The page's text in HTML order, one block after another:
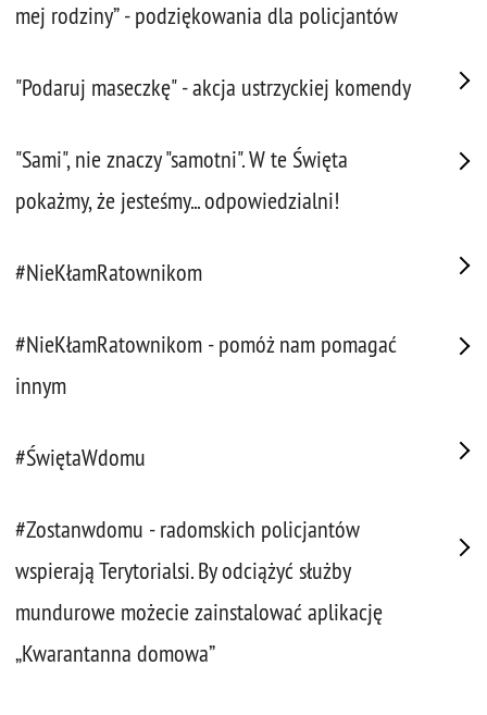
mej rodziny” - podziękowania dla policjantów
"Podaruj maseczkę" - akcja ustrzyckiej komendy
"Sami", nie znaczy "samotni". W te Święta
pokażmy, że jesteśmy... odpowiedzialni!
#NieKłamRatownikom
#NieKłamRatownikom - pomóż nam pomagać
innym
#ŚwiętaWdomu
#Zostanwdomu - radomskich policjantów
wspierają Terytorialsi. By odciążyć służby
mundurowe możecie zainstalować aplikację
„Kwarantanna domowa”